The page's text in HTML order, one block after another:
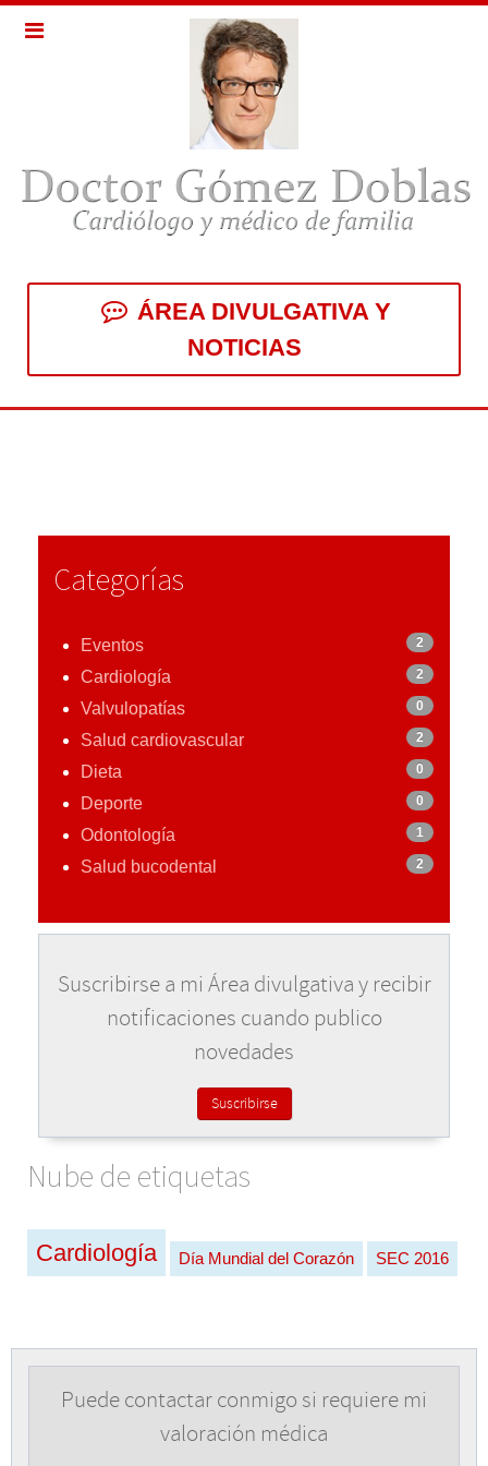
ÁREA DIVULGATIVA Y
NOTICIAS
Categorías
Eventos 2
Cardiología 2
Valvulopatías 0
Salud cardiovascular 2
Dieta 0
Deporte 0
Odontología 1
Salud bucodental 2
Suscribirse a mi Área divulgativa y recibir
notificaciones cuando publico
novedades
Suscribirse
Nube de etiquetas
Cardiología Día Mundial del Corazón SEC 2016
Puede contactar conmigo si requiere mi
valoración médica